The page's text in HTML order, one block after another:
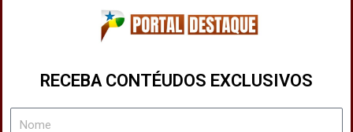
RECEBA CONTÉUDOS EXCLUSIVOS
Nome